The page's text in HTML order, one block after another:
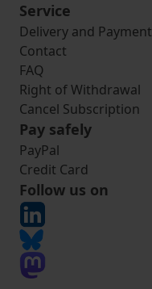
Service
Delivery and Payment
Contact
FAQ
Right of Withdrawal
Cancel Subscription
Pay safely
PayPal
Credit Card
Follow us on